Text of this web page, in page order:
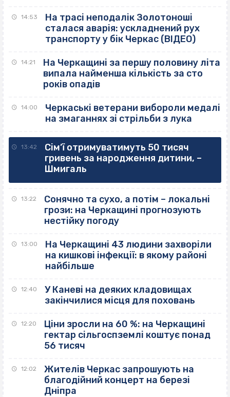
14:53
На трасі неподалік Золотоноші
сталася аварія: ускладнений рух
транспорту у бік Черкас (ВІДЕО)
14:21
На Черкащині за першу половину літа
випала найменша кількість за сто
років опадів
14:00
Черкаські ветерани вибороли медалі
на змаганнях зі стрільби з лука
13:42
Сім’ї отримуватимуть 50 тисяч
гривень за народження дитини, –
Шмигаль
13:22
Сонячно та сухо, а потім – локальні
грози: на Черкащині прогнозують
нестійку погоду
13:00
На Черкащині 43 людини захворіли
на кишкові інфекції: в якому районі
найбільше
12:40
У Каневі на деяких кладовищах
закінчилися місця для поховань
12:20
Ціни зросли на 60 %: на Черкащині
гектар сільгоспземлі коштує понад
56 тисяч
12:02
Жителів Черкас запрошують на
благодійний концерт на березі
Дніпра